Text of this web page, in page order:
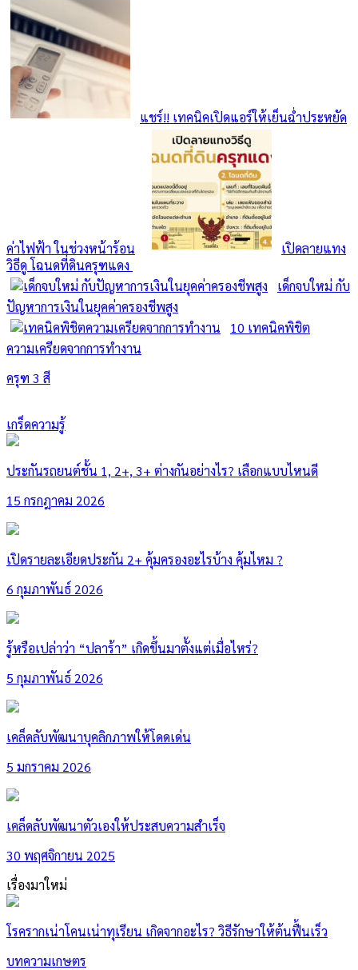
แชร์!! เทคนิคเปิดแอร์ให้เย็นฉ่ำประหยัด
ค่าไฟฟ้า ในช่วงหน้าร้อน
เปิดลายแทง
วิธีดู โฉนดที่ดินครุฑแดง
เด็กจบใหม่ กับ
ปัญหาการเงินในยุคค่าครองชีพสูง
10 เทคนิคพิชิต
ความเครียดจากการทำงาน
ครุฑ 3 สี
เกร็ดความรู้
ประกันรถยนต์ชั้น 1, 2+, 3+ ต่างกันอย่างไร? เลือกแบบไหนดี
15 กรกฎาคม 2026
เปิดรายละเอียดประกัน 2+ คุ้มครองอะไรบ้าง คุ้มไหม ?
6 กุมภาพันธ์ 2026
รู้หรือเปล่าว่า “ปลาร้า” เกิดขึ้นมาตั้งแต่เมื่อไหร่?
5 กุมภาพันธ์ 2026
เคล็ดลับพัฒนาบุคลิกภาพให้โดดเด่น
5 มกราคม 2026
เคล็ดลับพัฒนาตัวเองให้ประสบความสำเร็จ
30 พฤศจิกายน 2025
เรื่องมาใหม่
โรครากเน่าโคนเน่าทุเรียน เกิดจากอะไร? วิธีรักษาให้ต้นฟื้นเร็ว
บทความเกษตร